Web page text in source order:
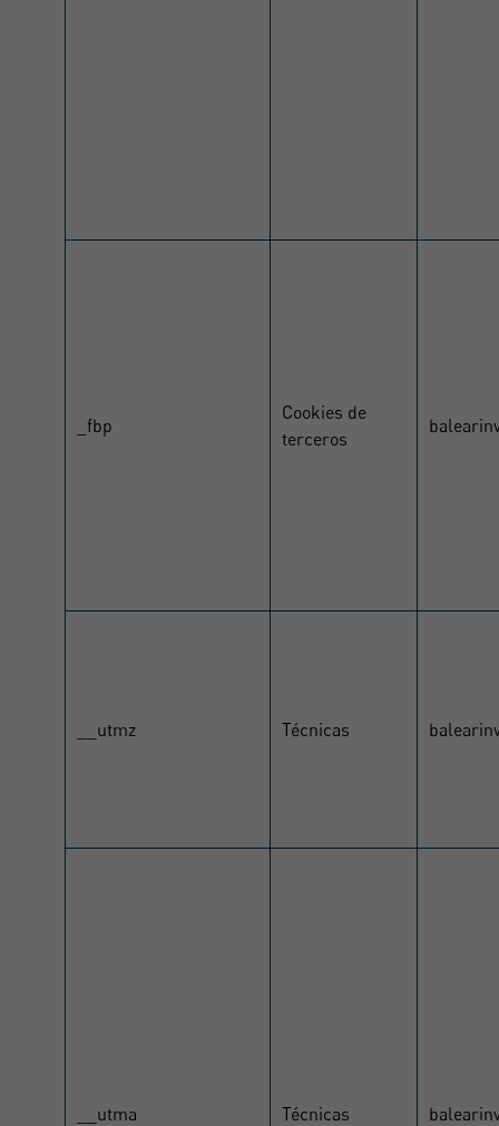
_fbp
Cookies de
terceros
__utmz Técnicas
__utma Técnicas